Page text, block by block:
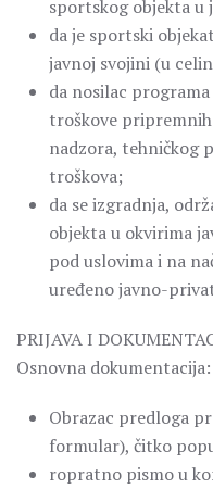
sportskog objekta u
da je sportski
javnoj svojini (u
da nosilac
troškove
nadzora, tehničkog
troškova;
da se izgradnja,
objekta u okvirima
pod uslovima i na
uređeno javno-
PRIJAVA I
Osnovna dokumentacija:
Obrazac predloga
formular), čitko
ropratno pismo u